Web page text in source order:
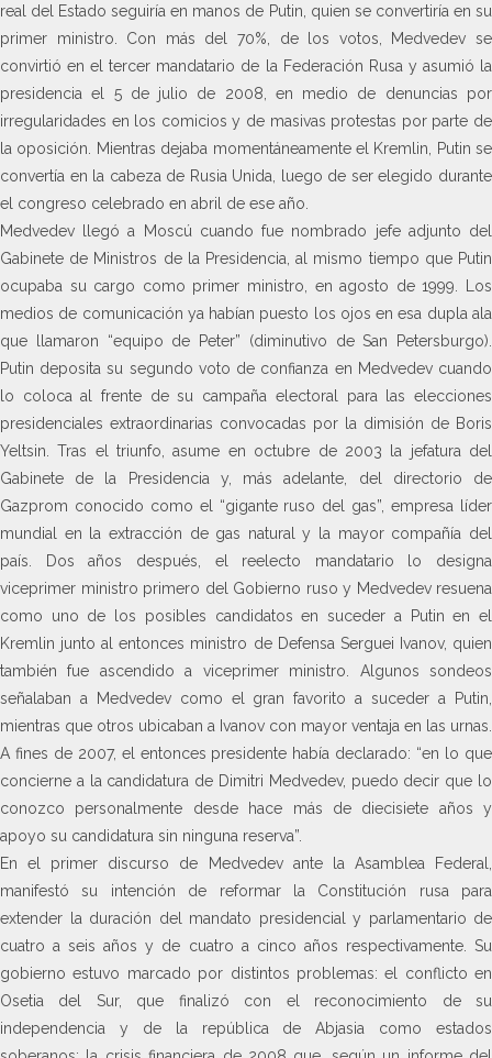
real del Estado seguiría en manos de Putin, quien se convertiría en su
primer ministro. Con más del 70%, de los votos, Medvedev se
convirtió en el tercer mandatario de la Federación Rusa y asumió la
presidencia el 5 de julio de 2008, en medio de denuncias por
irregularidades en los comicios y de masivas protestas por parte de
la oposición. Mientras dejaba momentáneamente el Kremlin, Putin se
convertía en la cabeza de Rusia Unida, luego de ser elegido durante
el congreso celebrado en abril de ese año.
Medvedev llegó a Moscú cuando fue nombrado jefe adjunto del
Gabinete de Ministros de la Presidencia, al mismo tiempo que Putin
ocupaba su cargo como primer ministro, en agosto de 1999. Los
medios de comunicación ya habían puesto los ojos en esa dupla ala
que llamaron “equipo de Peter” (diminutivo de San Petersburgo).
Putin deposita su segundo voto de confianza en Medvedev cuando
lo coloca al frente de su campaña electoral para las elecciones
presidenciales extraordinarias convocadas por la dimisión de Boris
Yeltsin. Tras el triunfo, asume en octubre de 2003 la jefatura del
Gabinete de la Presidencia y, más adelante, del directorio de
Gazprom conocido como el “gigante ruso del gas”, empresa líder
mundial en la extracción de gas natural y la mayor compañía del
país. Dos años después, el reelecto mandatario lo designa
viceprimer ministro primero del Gobierno ruso y Medvedev resuena
como uno de los posibles candidatos en suceder a Putin en el
Kremlin junto al entonces ministro de Defensa Serguei Ivanov, quien
también fue ascendido a viceprimer ministro. Algunos sondeos
señalaban a Medvedev como el gran favorito a suceder a Putin,
mientras que otros ubicaban a Ivanov con mayor ventaja en las urnas.
A fines de 2007, el entonces presidente había declarado: “en lo que
concierne a la candidatura de Dimitri Medvedev, puedo decir que lo
conozco personalmente desde hace más de diecisiete años y
apoyo su candidatura sin ninguna reserva”.
En el primer discurso de Medvedev ante la Asamblea Federal,
manifestó su intención de reformar la Constitución rusa para
extender la duración del mandato presidencial y parlamentario de
cuatro a seis años y de cuatro a cinco años respectivamente. Su
gobierno estuvo marcado por distintos problemas: el conflicto en
Osetia del Sur, que finalizó con el reconocimiento de su
independencia y de la república de Abjasia como estados